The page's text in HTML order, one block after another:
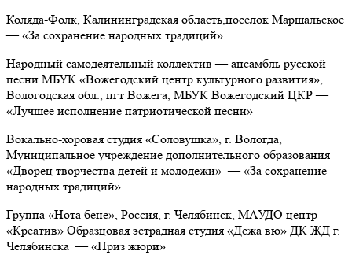
Коляда-Фолк, Калининградская область,поселок Маршальское
— «За сохранение народных традиций»
Народный самодеятельный коллектив — ансамбль русской
песни МБУК «Вожегодский центр культурного развития»,
Вологодская обл., пгт Вожега, МБУК Вожегодский ЦКР—
«Лучшее исполнение патриотической песни»
Вокально-хоровая студия «Соловушка», г. Вологда,
Муниципальное учреждение дополнительного образования
«Дворец творчества детей и молодёжи» — «За сохранение
народных традиций»
Группа «Нота бене», Россия, г. Челябинск, МАУДО центр
«Креатив» Образцовая эстрадная студия «Дежа вю» ДК ЖД г.
Челябинска — «Приз жюри»